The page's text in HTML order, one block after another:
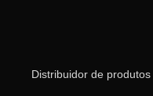
Distribuidor de produtos